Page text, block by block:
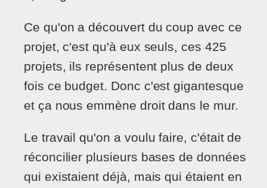
Ce qu'on a découvert du coup avec ce
projet, c'est qu'à eux seuls, ces 425
projets, ils représentent plus de deux
fois ce budget. Donc c'est gigantesque
et ça nous emmène droit dans le mur.
Le travail qu'on a voulu faire, c'était de
réconcilier plusieurs bases de données
qui existaient déjà, mais qui étaient en